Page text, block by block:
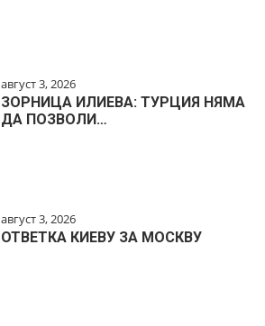
август 3, 2026
ЗОРНИЦА ИЛИЕВА: ТУРЦИЯ НЯМА
ДА ПОЗВОЛИ…
август 3, 2026
ОТВЕТКА КИЕВУ ЗА МОСКВУ